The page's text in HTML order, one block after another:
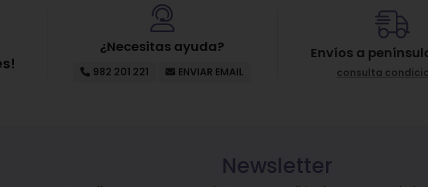
¿Necesitas ayuda?
982 201 221 ENVIAR EMAIL
Envíos a
consulta
Newsletter